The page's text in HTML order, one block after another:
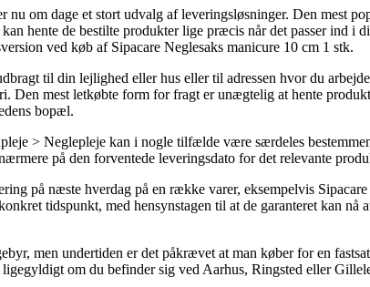
nu om dage et stort udvalg af leveringsløsninger. Den mest
hente de bestilte produkter lige præcis når det passer ind i
ved køb af Sipacare Neglesaks manicure 10 cm 1 stk.
til din lejlighed eller hus eller til adressen hvor du
Den mest letkøbte form for fragt er unægtelig at hente
bopæl.
> Neglepleje kan i nogle tilfælde være særdeles
på den forventede leveringsdato for det relevante
på næste hverdag på en række varer, eksempelvis
tidspunkt, med hensynstagen til at de garanteret kan
men undertiden er det påkrævet at man køber for en
om du befinder sig ved Aarhus, Ringsted eller